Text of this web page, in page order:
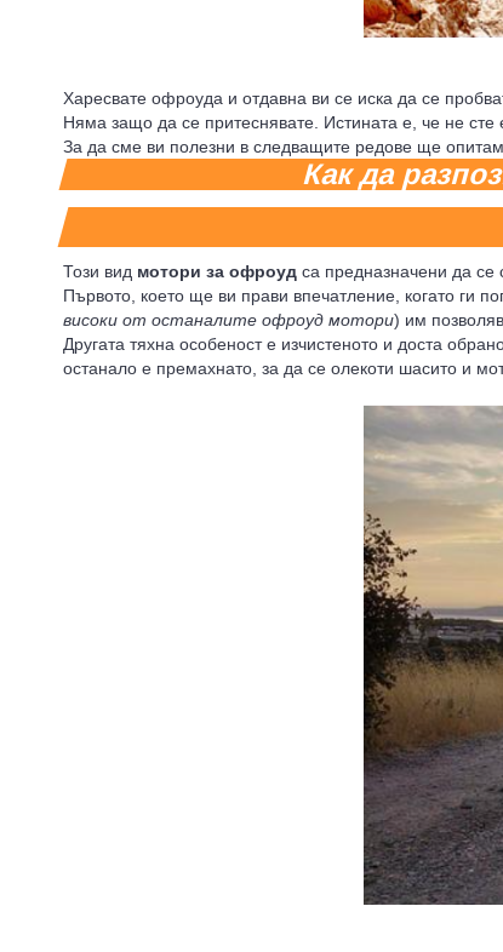
Харесвате офроуда и отдавна ви се иска да се
Няма защо да се притеснявате. Истината е, че не
За да сме ви полезни в следващите редове ще
Как да
Този вид мотори за офроуд са предназначени да се
Първото, което ще ви прави впечатление, когато ги
високи от останалите офроуд мотори) им
Другата тяхна особеност е изчистеното и доста
останало е премахнато, за да се олекоти шасито и